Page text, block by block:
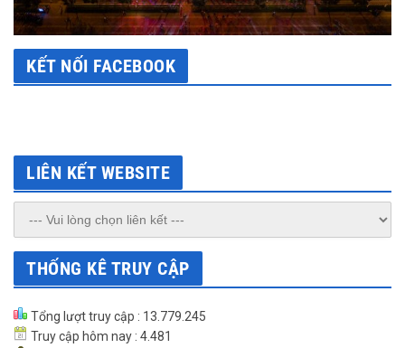
KẾT NỐI FACEBOOK
LIÊN KẾT WEBSITE
THỐNG KÊ TRUY CẬP
Tổng lượt truy cập : 13.779.245
Truy cập hôm nay : 4.481